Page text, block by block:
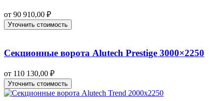
от 90 910,00 ₽
Уточнить стоимость
Секционные ворота Alutech Prestige 3000×2250
от 110 130,00 ₽
Уточнить стоимость